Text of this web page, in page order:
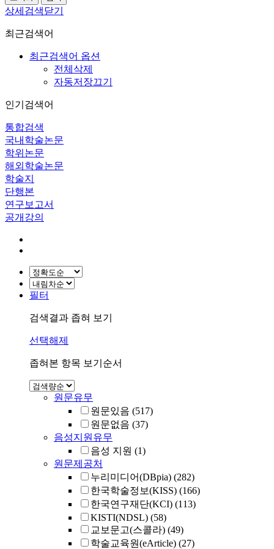
상세검색닫기
최근검색어
최근검색어 옵션
전체삭제
자동저장끄기
인기검색어
통합검색
국내학술논문
학위논문
해외학술논문
학술지
단행본
연구보고서
공개강의
필터
검색결과 좁혀 보기
선택해제
좁혀본 항목 보기순서
원문유무
원문있음 (517)
원문없음 (37)
음성지원유무
음성 지원 (1)
원문제공처
누리미디어(DBpia) (282)
한국학술정보(KISS) (166)
한국연구재단(KCI) (113)
KISTI(NDSL) (58)
교보문고(스콜라) (49)
학술교육원(eArticle) (27)